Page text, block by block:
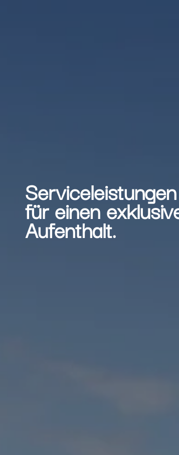
Serviceleistungen
für einen
Aufenthalt.